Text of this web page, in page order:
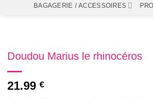
BAGAGERIE / ACCESSOIRES
Doudou Marius le rhinocéros
21.99 €